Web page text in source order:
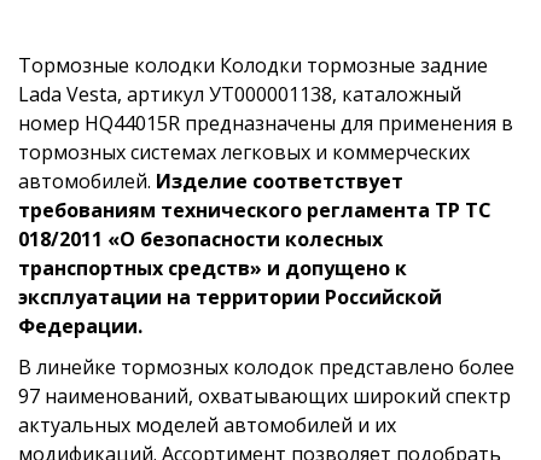
AL
MINTEX
MFR516
PAGID
H9445
PEX
6.258
PILENGA
BSP8454
QUINTON HAZEL
L
4137.00, BS1116
REMSA
4137.00
ROADHOUSE
ROULUNDS RUB
BER
680749
sbs
2725673
Тормозные колодки Колодки тормозные задние
Lada Vesta, артикул УТ000001138, каталожный
номер HQ44015R предназначены для применения в
тормозных системах легковых и коммерческих
автомобилей. Изделие соответствует
требованиям технического регламента ТР ТС
018/2011 «О безопасности колесных
транспортных средств» и допущено к
эксплуатации на территории Российской
Федерации.
В линейке тормозных колодок представлено более
97 наименований, охватывающих широкий спектр
актуальных моделей автомобилей и их
модификаций. Ассортимент позволяет подобрать